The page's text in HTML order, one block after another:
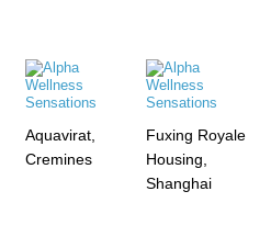
Aquavirat,
Cremines
Fuxing Royale
Housing,
Shanghai